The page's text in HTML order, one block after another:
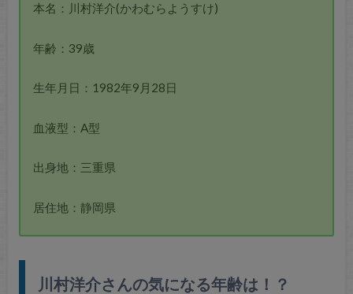
本名：川村洋介(かわむらようすけ)
年齢：39歳
生年月日：1982年9月28日
血液型：A型
出身地：三重県
居住地：静岡県
川村洋介さんの気になる年齢は！？